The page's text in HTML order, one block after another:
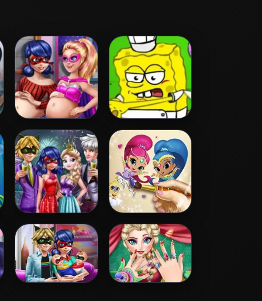
Hero Dolls
Pregnant BFFs
Spongebob
Restaurant
Couples New Year
Party
Shimmer and
Shine Coloring
Book